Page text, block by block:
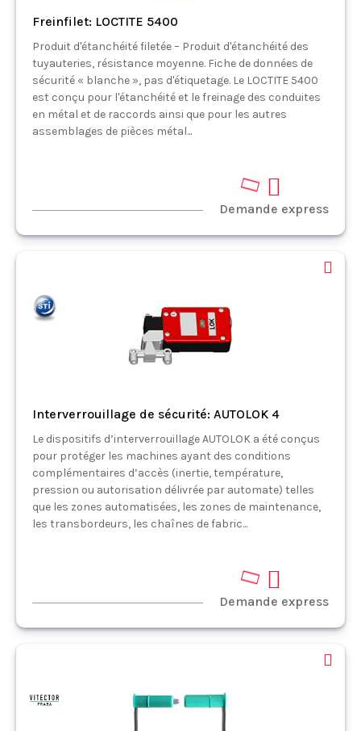
Freinfilet: LOCTITE 5400
Produit d'étanchéité filetée – Produit d'étanchéité des
tuyauteries, résistance moyenne. Fiche de données de
sécurité « blanche », pas d'étiquetage. Le LOCTITE 5400
est conçu pour l'étanchéité et le freinage des conduites
en métal et de raccords ainsi que pour les autres
assemblages de pièces métal...
Demande express
Interverrouillage de sécurité: AUTOLOK 4
Le dispositifs d’interverrouillage AUTOLOK a été conçus
pour protéger les machines ayant des conditions
complémentaires d’accès (inertie, température,
pression ou autorisation délivrée par automate) telles
que les zones automatisées, les zones de maintenance,
les transbordeurs, les chaînes de fabric...
Demande express